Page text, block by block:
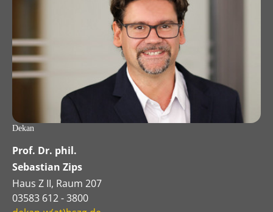
Dekan
Prof. Dr. phil.
Sebastian Zips
Haus Z II, Raum 207
03583 612 - 3800